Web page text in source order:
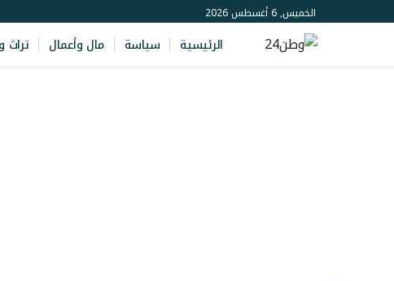
الخميس, 6 أغسطس 2026
الرئيسية سياسة مال وأعمال تراث